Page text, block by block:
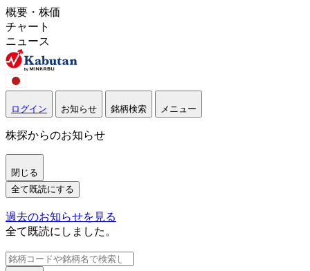
概要・株価
チャート
ニュース
ログイン お知らせ 銘柄検索 メニュー
株探からのお知らせ
閉じる
全て既読にする
過去のお知らせを見る
全て既読にしました。